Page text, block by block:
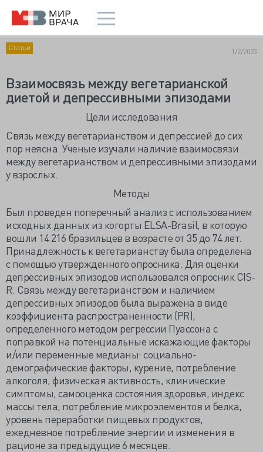
Статьи 1/2/2023
Взаимосвязь между вегетарианской
диетой и депрессивными эпизодами
Цели исследования
Связь между вегетарианством и депрессией до сих
пор неясна. Ученые изучали наличие взаимосвязи
между вегетарианством и депрессивными эпизодами
у взрослых.
Методы
Был проведен поперечный анализ с использованием
исходных данных из когорты ELSA-Brasil, в которую
вошли 14 216 бразильцев в возрасте от 35 до 74 лет.
Принадлежность к вегетарианству была определена
с помощью утвержденного опросника. Для оценки
депрессивных эпизодов использовался опросник CIS-
R. Связь между вегетарианством и наличием
депрессивных эпизодов была выражена в виде
коэффициента распространенности (PR),
определенного методом регрессии Пуассона с
поправкой на потенциальные искажающие факторы
и/или переменные медианы: социально-
демографические факторы, курение, потребление
алкоголя, физическая активность, клинические
симптомы, самооценка состояния здоровья, индекс
массы тела, потребление микроэлементов и белка,
уровень переработки пищевых продуктов,
ежедневное потребление энергии и изменения в
рационе за предыдущие 6 месяцев.